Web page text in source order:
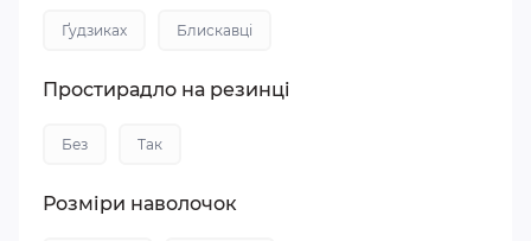
Ґудзиках Блискавці
Простирадло на резинці
Без Так
Розміри наволочок